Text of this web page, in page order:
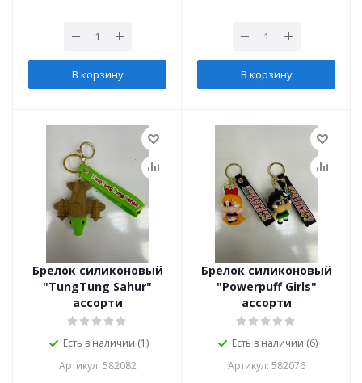
В корзину В корзину
Брелок силиконовый
"TungTung Sahur"
ассорти
Есть в наличии (1)
Артикул: 582082
Брелок силиконовый
"Powerpuff Girls"
ассорти
Есть в наличии (6)
Артикул: 582076